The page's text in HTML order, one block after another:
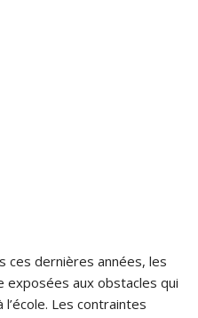
ces dernières années, les
aux obstacles qui
Les contraintes